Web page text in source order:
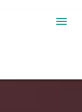
Toggle